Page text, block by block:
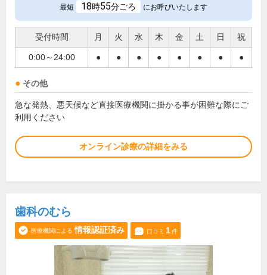
最短 18時55分ごろ にお呼びいたします
受付時間 月 火 水 木 金 土 日 祝
0:00～24:00 ● ● ● ● ● ● ● ●
その他
急な発熱、悪天候など直接医療機関に掛かる事が困難な際にご
利用ください
オンライン診療の詳細をみる
歯科のむら
医療機関による 情報認証済み 口コミ 1件